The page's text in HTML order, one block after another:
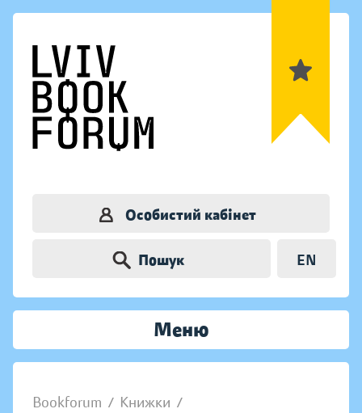
Особистий кабінет
Пошук EN
Меню
Bookforum / Книжки /